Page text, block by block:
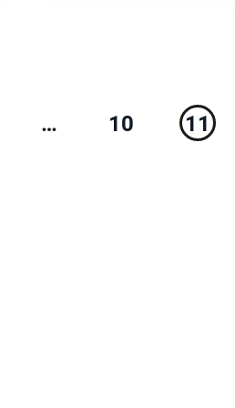
… 10 11